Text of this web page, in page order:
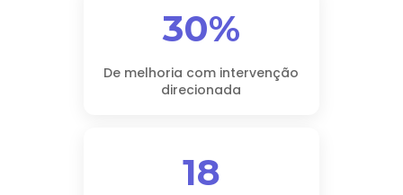
30%
De melhoria com intervenção
direcionada
18